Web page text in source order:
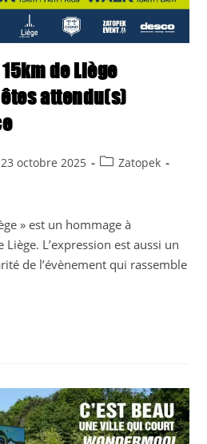
de Liège
attendu(s)
23 octobre 2025
PostZatopek
» est un hommage à
Liège. L’expression est aussi un
de l’évènement qui rassemble